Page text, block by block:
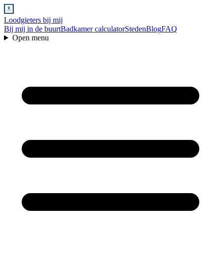
Loodgieters bij mij
Bij mij in de buurtBadkamer calculatorStedenBlogFAQ
Open menu